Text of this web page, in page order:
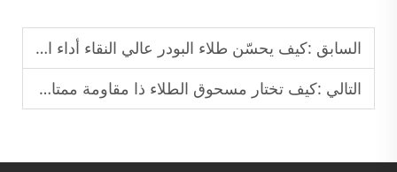
السابق :كيف يحسّن طلاء البودر عالي النقاء أداء الطلاءات الصناعية؟
التالي :كيف تختار مسحوق الطلاء ذا مقاومة ممتازة للعوامل الجوية للاستخدام الصناعي الخارجي؟